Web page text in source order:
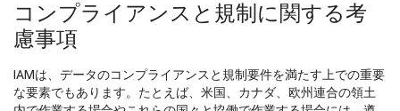
コンプライアンスと規制に関する考
慮事項
IAMは、データのコンプライアンスと規制要件を満たす上での重要
な要素でもあります。たとえば、米国、カナダ、欧州連合の領土